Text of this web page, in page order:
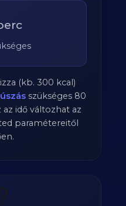
(kb. 300 kcal)
úszás szükséges 80
idő változhat az
paramétereitől